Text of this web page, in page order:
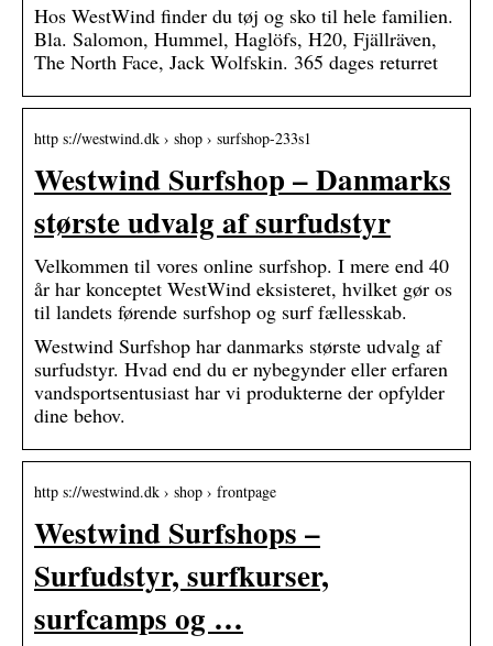
Hos WestWind finder du tøj og sko til hele familien.
Bla. Salomon, Hummel, Haglöfs, H20, Fjällräven,
The North Face, Jack Wolfskin. 365 dages returret
http s://westwind.dk › shop › surfshop-233s1
Westwind Surfshop – Danmarks
største udvalg af surfudstyr
Velkommen til vores online surfshop. I mere end 40
år har konceptet WestWind eksisteret, hvilket gør os
til landets førende surfshop og surf fællesskab.
Westwind Surfshop har danmarks største udvalg af
surfudstyr. Hvad end du er nybegynder eller erfaren
vandsportsentusiast har vi produkterne der opfylder
dine behov.
http s://westwind.dk › shop › frontpage
Westwind Surfshops –
Surfudstyr, surfkurser,
surfcamps og …